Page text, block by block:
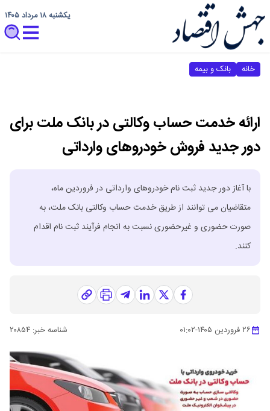
یکشنبه ۱۸ مرداد ۱۴۰۵
خانه بانک و بیمه
ارائه خدمت حساب وکالتی در بانک ملت برای
دور جدید فروش خودروهای وارداتی
با آغاز دور جدید ثبت نام خودروهای وارداتی در فروردین ماه،
متقاضیان می توانند از طریق خدمت حساب وکالتی بانک ملت، به
صورت حضوری و غیرحضوری نسبت به انجام فرآیند ثبت نام اقدام
کنند.
۲۶ فروردین ۱۴۰۵ -۰۱:۰۲ شناسه خبر: ۲۰۸۵۴